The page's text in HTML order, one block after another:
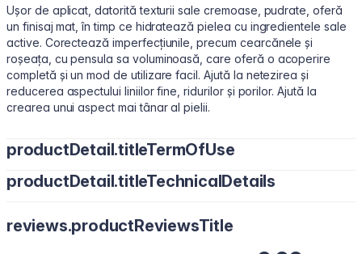
Ușor de aplicat, datorită texturii sale cremoase, pudrate, oferă
un finisaj mat, în timp ce hidratează pielea cu ingredientele sale
active. Corectează imperfecțiunile, precum cearcănele și
roșeața, cu pensula sa voluminoasă, care oferă o acoperire
completă și un mod de utilizare facil. Ajută la netezirea și
reducerea aspectului liniilor fine, ridurilor și porilor. Ajută la
crearea unui aspect mai tânar al pielii.
productDetail.titleTermOfUse
Aplicați puncte mici sub ochi sau pe zonele necesare cu vârful
productDetail.titleTechnicalDetails
Glycol, Peg-10 Dimethicone, Dimethicone, Polymethyl
reviews.productReviewsTitle